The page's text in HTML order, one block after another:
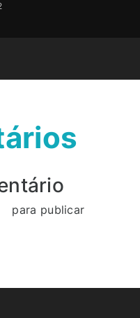
para publicar